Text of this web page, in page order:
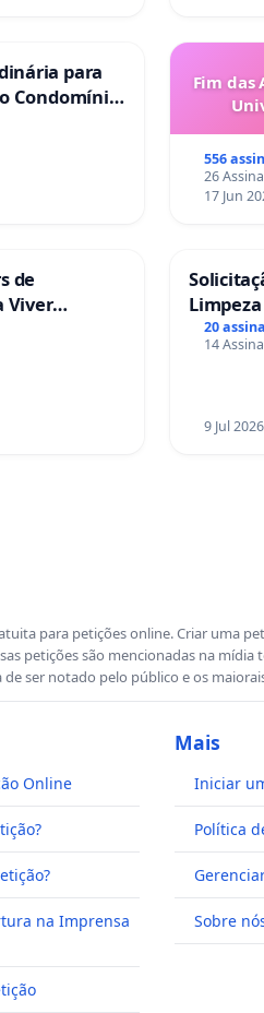
para
Condomínio
- La Casa
Fim das
556
26
17 Jun
de
Viver
das
Sete
20
14
9 Jul 2026
para petições online. Criar uma
petições são mencionadas na mídia
ser notado pelo público e os
Online
na Imprensa
Mais
Iniciar
Política
Sobre